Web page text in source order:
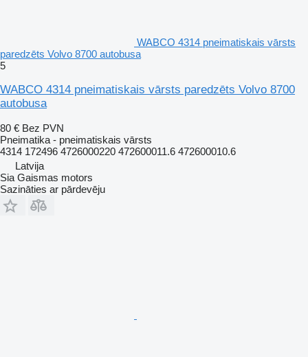
WABCO 4314 pneimatiskais vārsts
paredzēts Volvo 8700 autobusa
5
WABCO 4314 pneimatiskais vārsts paredzēts Volvo 8700
autobusa
80 € Bez PVN
Pneimatika - pneimatiskais vārsts
4314 172496 4726000220 472600011.6 472600010.6
Latvija
Sia Gaismas motors
Sazināties ar pārdevēju